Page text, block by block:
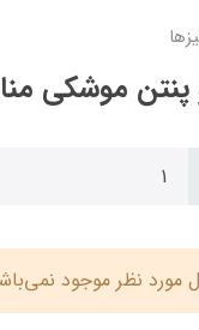
پنتن موشکی
نظر موجود